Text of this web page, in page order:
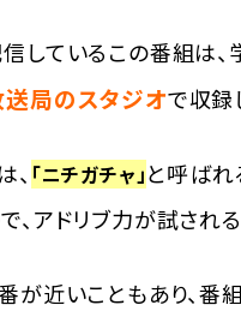
しているこの番組は
局のスタジオで収録
「ニチガチャ」と呼ばれ
、アドリブ力が試され
が近いこともあり、番